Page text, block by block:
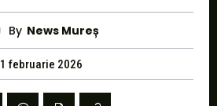
By News Mureș
1 februarie 2026